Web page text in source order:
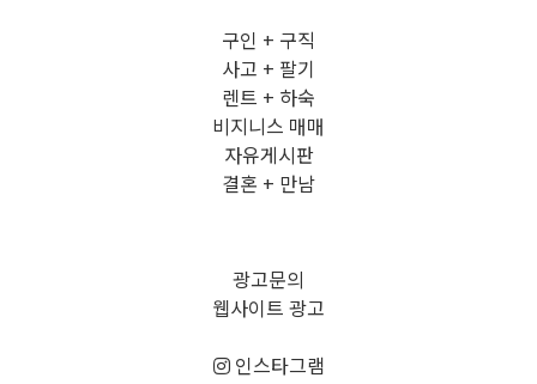
구인 + 구직
사고 + 팔기
렌트 + 하숙
비지니스 매매
자유게시판
결혼 + 만남
광고문의
웹사이트 광고
인스타그램